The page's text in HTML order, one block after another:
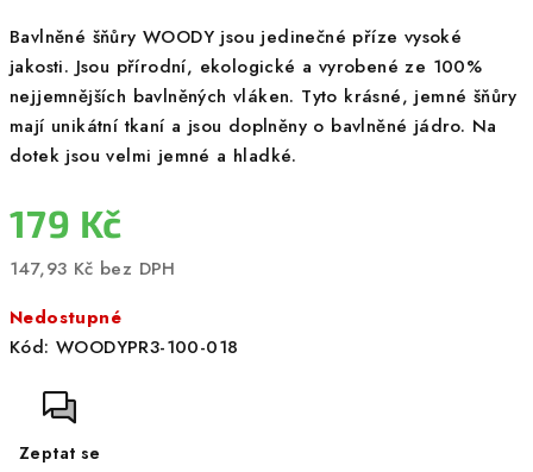
Bavlněné šňůry WOODY jsou jedinečné příze vysoké
jakosti. Jsou přírodní, ekologické a vyrobené ze 100%
nejjemnějších bavlněných vláken. Tyto krásné, jemné šňůry
mají unikátní tkaní a jsou doplněny o bavlněné jádro. Na
dotek jsou velmi jemné a hladké.
179 Kč
147,93 Kč bez DPH
cena:
Nedostupné
Kód: WOODYPR3-100-018
Zeptat se